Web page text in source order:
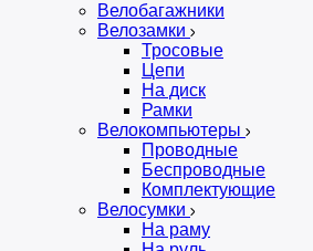
Велобагажники
Велозамки
Тросовые
Цепи
На диск
Рамки
Велокомпьютеры
Проводные
Беспроводные
Комплектующие
Велосумки
На раму